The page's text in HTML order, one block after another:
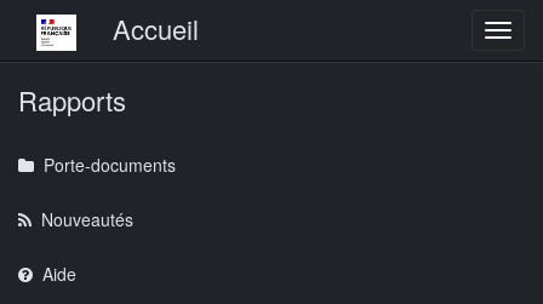
Menu principalAccueil
Rapports
Porte-documents
Nouveautés
Aide